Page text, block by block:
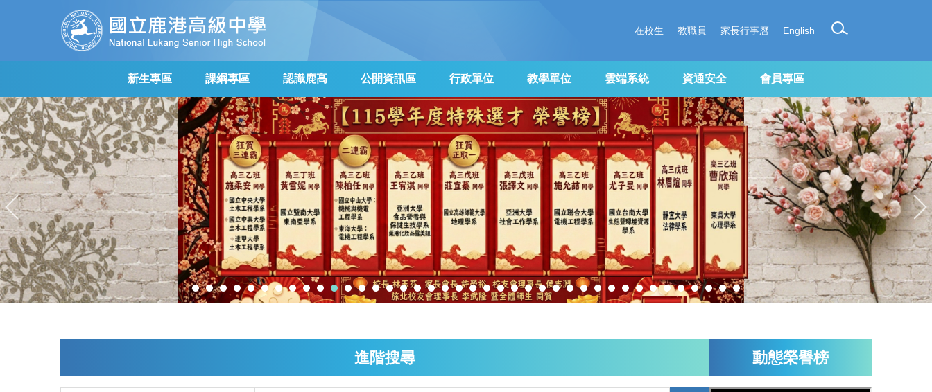
要
區
新生專區 課綱專區 認識鹿高 公開資訊區 行政單位 教學單位 雲端系統 資通安全 會員專區
在校生 教職員 家長行事曆 English
進階搜尋 動態榮譽榜